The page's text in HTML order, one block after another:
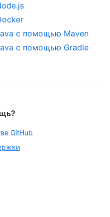
с помощью Maven
с помощью Gradle
GitHub